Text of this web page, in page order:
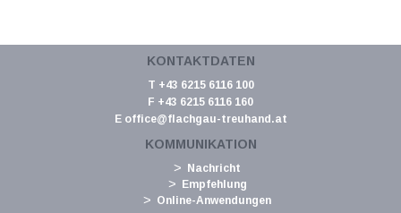
KONTAKTDATEN
T +43 6215 6116 100
F +43 6215 6116 160
E office@flachgau-treuhand.at
KOMMUNIKATION
Nachricht
Empfehlung
Online-Anwendungen